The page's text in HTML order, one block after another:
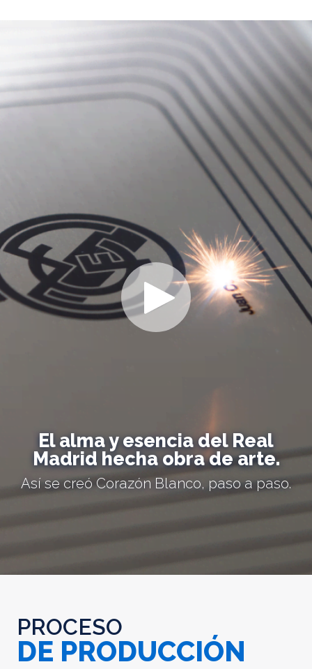
El alma y esencia del Real
Madrid hecha obra de arte.
Así se creó Corazón Blanco, paso a paso.
PROCESO
DE PRODUCCIÓN